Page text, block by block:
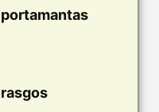
portamantas
rasgos